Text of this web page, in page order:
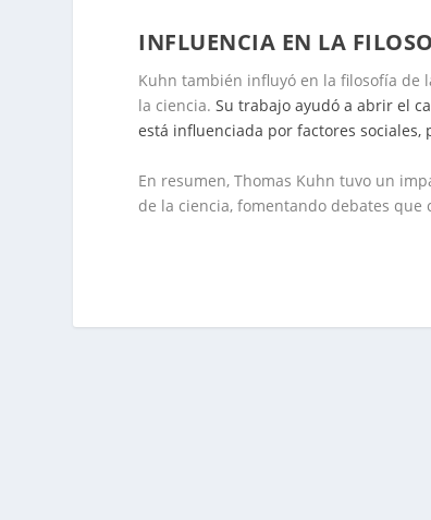
INFLUENCIA EN LA
Kuhn también influyó en la filosofía de
la ciencia.Su trabajo ayudó a abrir el
está influenciada por factores sociales,
En resumen, Thomas Kuhn tuvo un
de la ciencia, fomentando debates